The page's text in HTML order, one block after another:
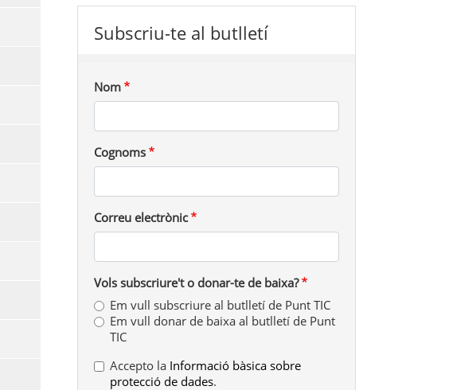
Subscriu-te al butlletí
Nom
Cognoms
Correu electrònic
Vols subscriure't o donar-te de baixa?
Em vull subscriure al butlletí de Punt TIC
Em vull donar de baixa al butlletí de Punt
TIC
Accepto la Informació bàsica sobre
protecció de dades.